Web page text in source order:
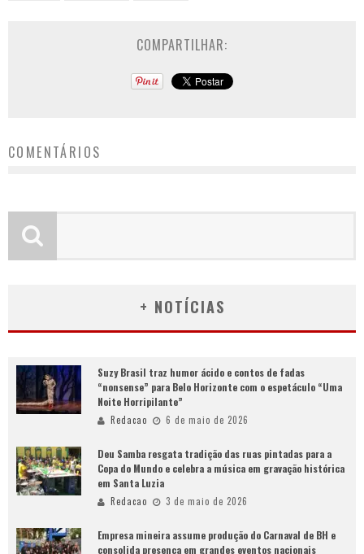
COMPARTILHAR:
COMENTÁRIOS
+ NOTÍCIAS
Suzy Brasil traz humor ácido e contos de fadas
“nonsense” para Belo Horizonte com o espetáculo “Uma
Noite Horripilante”
Redacao 6 de maio de 2026
Deu Samba resgata tradição das ruas pintadas para a
Copa do Mundo e celebra a música em gravação histórica
em Santa Luzia
Redacao 3 de maio de 2026
Empresa mineira assume produção do Carnaval de BH e
consolida presença em grandes eventos nacionais